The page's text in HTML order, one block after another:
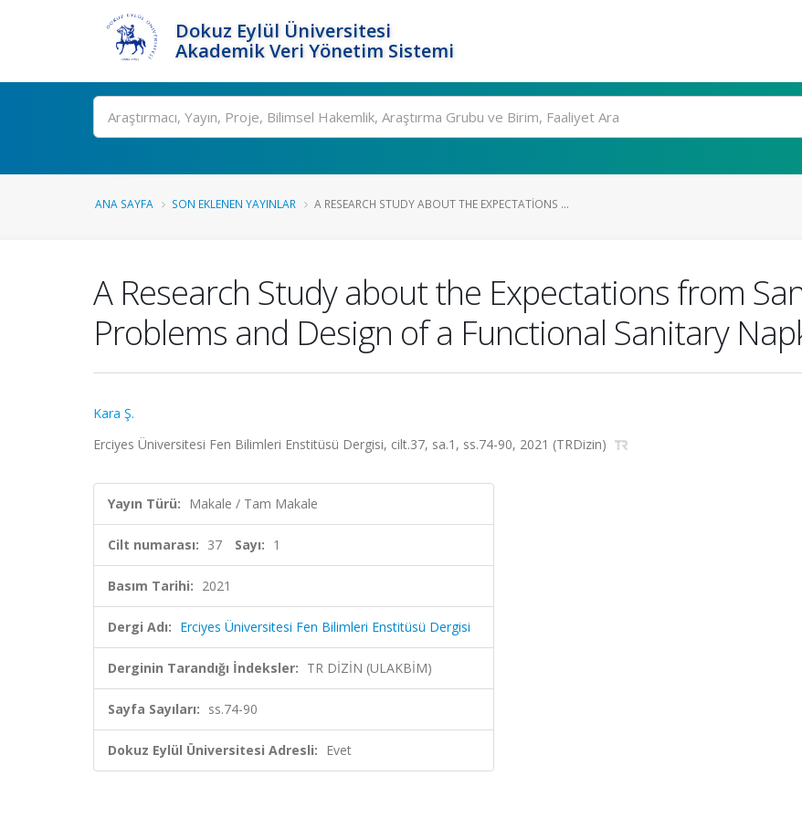
Dokuz Eylül Üniversitesi
Akademik Veri Yönetim Sistemi
Ara
ANA SAYFA SON EKLENEN YAYINLAR A RESEARCH STUDY ABOUT THE EXPECTATIONS ...
A Research Study about the Expectations from
Problems and Design of a Functional Sanitary
Kara Ş.
Erciyes Üniversitesi Fen Bilimleri Enstitüsü Dergisi, cilt.37, sa.1, ss.74-90, 2021 (TRDizin)
Yayın Türü: Makale / Tam Makale
Cilt numarası: 37 Sayı: 1
Basım Tarihi: 2021
Dergi Adı: Erciyes Üniversitesi Fen Bilimleri Enstitüsü Dergisi
Derginin Tarandığı İndeksler: TR DİZİN (ULAKBİM)
Sayfa Sayıları: ss.74-90
Dokuz Eylül Üniversitesi Adresli: Evet